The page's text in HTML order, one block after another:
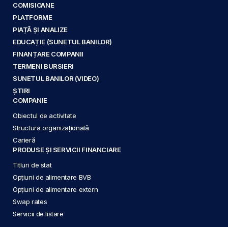
COMISIOANE
PLATFORME
PIAȚĂ ȘI ANALIZE
EDUCAȚIE (SUNETUL BANILOR)
FINANȚARE COMPANII
TERMENI BURSIERI
SUNETUL BANILOR (VIDEO)
ȘTIRI
COMPANIE
Obiectul de activitate
Structura organizațională
Carieră
PRODUSE ȘI SERVICII FINANCIARE
Titluri de stat
Opțiuni de alimentare BVB
Opțiuni de alimentare extern
Swap rates
Servicii de listare